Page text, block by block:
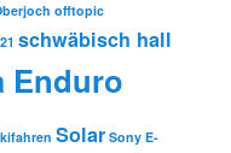
offtopic
schwäbisch hall
Enduro
Solar Sony E-